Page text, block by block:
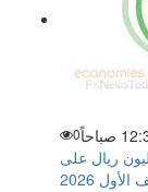
0
السعودية تقرر توزيع 56 مليون ريال على
2026